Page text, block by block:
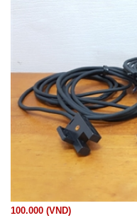
100.000 (VND)